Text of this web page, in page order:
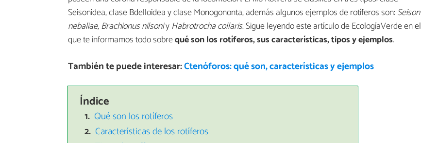
Seisonidea, clase Bdelloidea y clase Monogononta, además algunos ejemplos de rotíferos son:Seison
nebaliae,Brachionus nilsoniyHabrotrocha collaris. Sigue leyendo este artículo de EcologíaVerde en el
que te informamos todo sobrequé son los rotíferos, sus características, tipos y ejemplos.
También te puede interesar:Ctenóforos: qué son, características y ejemplos
Índice
Qué son los rotíferos
Características de los rotíferos